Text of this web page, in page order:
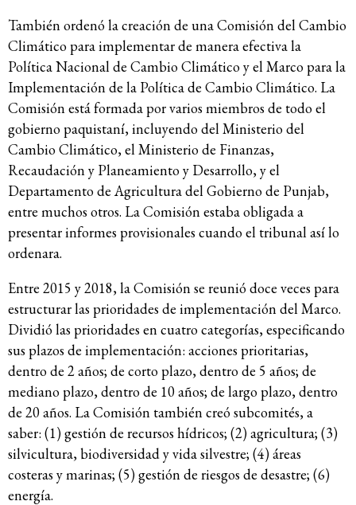
También ordenó la creación de una Comisión del Cambio
Climático para implementar de manera efectiva la
Política Nacional de Cambio Climático y el Marco para la
Implementación de la Política de Cambio Climático. La
Comisión está formada por varios miembros de todo el
gobierno paquistaní, incluyendo del Ministerio del
Cambio Climático, el Ministerio de Finanzas,
Recaudación y Planeamiento y Desarrollo, y el
Departamento de Agricultura del Gobierno de Punjab,
entre muchos otros. La Comisión estaba obligada a
presentar informes provisionales cuando el tribunal así lo
ordenara.
Entre 2015 y 2018, la Comisión se reunió doce veces para
estructurar las prioridades de implementación del Marco.
Dividió las prioridades en cuatro categorías, especificando
sus plazos de implementación: acciones prioritarias,
dentro de 2 años; de corto plazo, dentro de 5 años; de
mediano plazo, dentro de 10 años; de largo plazo, dentro
de 20 años. La Comisión también creó subcomités, a
saber: (1) gestión de recursos hídricos; (2) agricultura; (3)
silvicultura, biodiversidad y vida silvestre; (4) áreas
costeras y marinas; (5) gestión de riesgos de desastre; (6)
energía.